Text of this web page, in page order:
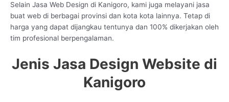
Selain Jasa Web Design di Kanigoro, kami juga melayani jasa
buat web di berbagai provinsi dan kota kota lainnya. Tetap di
harga yang dapat dijangkau tentunya dan 100% dikerjakan oleh
tim profesional berpengalaman.
Jenis Jasa Design Website di
Kanigoro